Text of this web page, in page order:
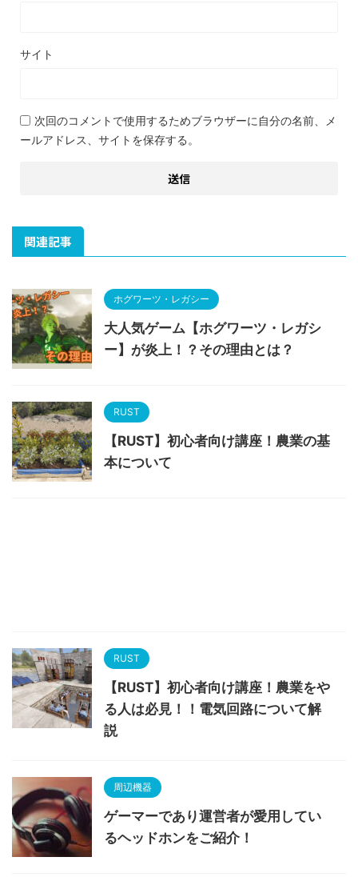
サイト
次回のコメントで使用するためブラウザーに自分の名前、メ
ールアドレス、サイトを保存する。
関連記事
ホグワーツ・レガシー
大人気ゲーム【ホグワーツ・レガシ
ー】が炎上！？その理由とは？
RUST
【RUST】初心者向け講座！農業の基
本について
RUST
【RUST】初心者向け講座！農業をや
る人は必見！！電気回路について解
説
周辺機器
ゲーマーであり運営者が愛用してい
るヘッドホンをご紹介！